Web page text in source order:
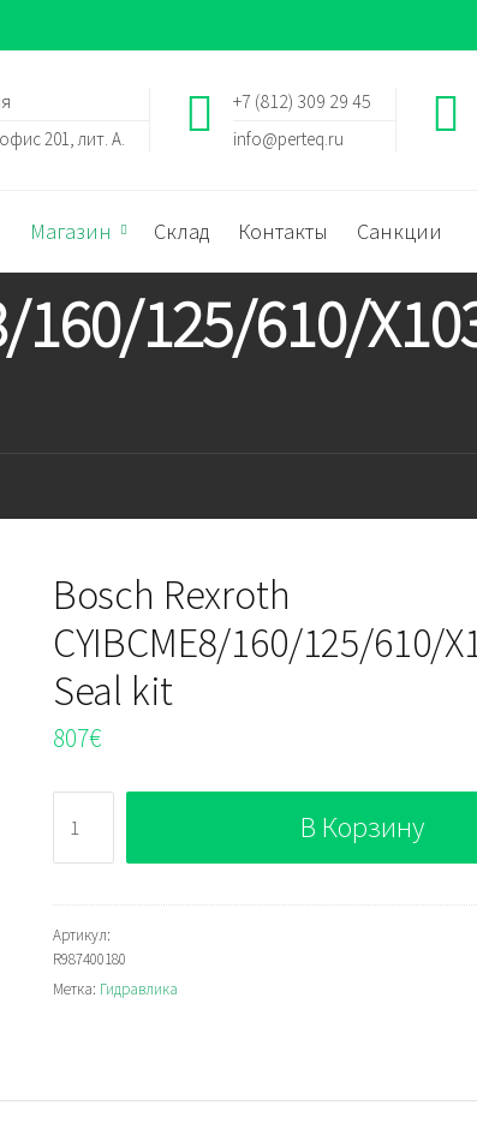
+7 (812) 309 29 45
info@perteq.ru
201, лит. А.
Магазин Склад Контакты Санкции
160/125/610/
Bosch Rexroth
CYIBCME8/160/125/610/
Seal kit
807€
Bosch
Rexroth
CYIBCME8/160/125/610/X103079070
Seal
kit
В Корзину
Артикул:
R987400180
Метка: Гидравлика